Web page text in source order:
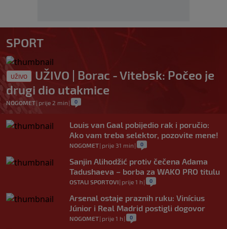
SPORT
UŽIVO
UŽIVO | Borac - Vitebsk: Počeo je
drugi dio utakmice
NOGOMET| prije 2 min | 0
Louis van Gaal pobijedio rak i poručio:
Ako vam treba selektor, pozovite mene!
NOGOMET| prije 31 min | 0
Sanjin Alihodžić protiv čečena Adama
Tadushaeva – borba za WAKO PRO titulu
OSTALI SPORTOVI| prije 1 h | 0
Arsenal ostaje praznih ruku: Vinícius
Júnior i Real Madrid postigli dogovor
NOGOMET| prije 1 h | 0